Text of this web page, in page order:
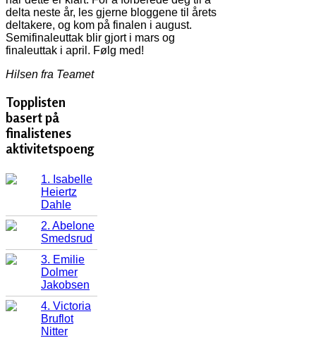
delta neste år, les gjerne bloggene til årets
deltakere, og kom på finalen i august.
Semifinaleuttak blir gjort i mars og
finaleuttak i april. Følg med!
Hilsen fra Teamet
Topplisten
basert på
finalistenes
aktivitetspoeng
1. Isabelle
Heiertz
Dahle
2. Abelone
Smedsrud
3. Emilie
Dolmer
Jakobsen
4. Victoria
Bruflot
Nitter